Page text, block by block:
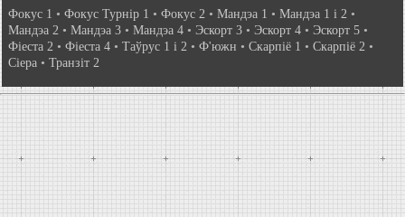
Фокус 1 • Фокус Турнір 1 • Фокус 2 • Мандэа 1 • Мандэа 1 і 2 •
Мандэа 2 • Мандэа 3 • Мандэа 4 • Эскорт 3 • Эскорт 4 • Эскорт 5 •
Фіеста 2 • Фіеста 4 • Таўрус 1 і 2 • Ф'южн • Скарпіё 1 • Скарпіё 2 •
Сіера • Транзіт 2